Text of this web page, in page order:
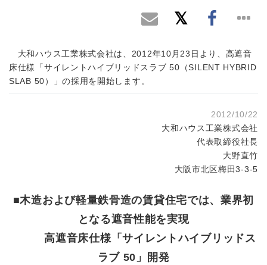
大和ハウス工業株式会社は、2012年10月23日より、高遮音
床仕様「サイレントハイブリッドスラブ 50（SILENT HYBRID
SLAB 50）」の採用を開始します。
2012/10/22
大和ハウス工業株式会社
代表取締役社長
大野直竹
大阪市北区梅田3‐3‐5
■木造および軽量鉄骨造の賃貸住宅では、業界初
となる遮音性能を実現
高遮音床仕様「サイレントハイブリッドス
ラブ 50」開発